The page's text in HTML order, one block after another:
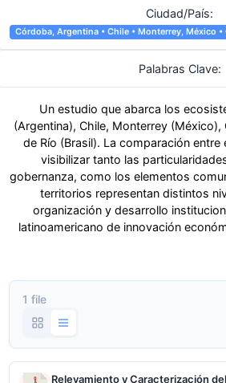
Ciudad/País:
Córdoba, Argentina • Chile • Monterrey, México •
Palabras Clave:
Un estudio que abarca los
(Argentina), Chile, Monterrey (México),
de Río (Brasil). La comparación
visibilizar tanto las
gobernanza, como los elementos
territorios representan distintos
organización y desarrollo
latinoamericano de innovación
1 file